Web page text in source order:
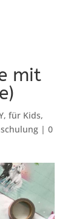
mit
, für Kids,
| 0